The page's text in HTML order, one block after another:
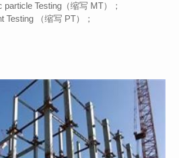
Testing（缩写 MT）；
Testing （缩写 PT）；